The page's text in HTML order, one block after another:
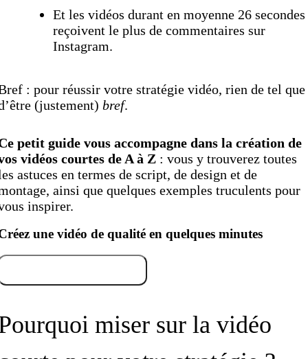
Et les vidéos durant en moyenne 26 secondes
reçoivent le plus de commentaires sur
Instagram.
: pour réussir votre stratégie vidéo, rien de tel que
(justement) bref.
petit guide vous accompagne dans la création de
vidéos courtes de A à Z : vous y trouverez toutes
astuces en termes de script, de design et de
ainsi que quelques exemples truculents pour
inspirer.
une vidéo de qualité en quelques minutes
miser sur la vidéo